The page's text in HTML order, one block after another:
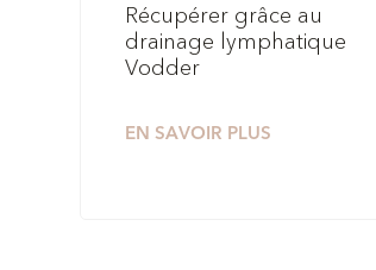
Récupérer grâce au
drainage lymphatique
Vodder
EN SAVOIR PLUS